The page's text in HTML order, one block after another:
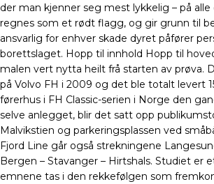
der man kjenner seg mest lykkelig – på
regnes som et rødt flagg, og gir grunn til
ansvarlig for enhver skade dyret påfører
borettslaget. Hopp til innhold Hopp til
malen vert nytta heilt frå starten av prøva.
på Volvo FH i 2009 og det ble totalt levert
førerhus i FH Classic-serien i Norge den
selve anlegget, blir det satt opp
Malvikstien og parkeringsplassen ved
Fjord Line går også strekningene
Bergen – Stavanger – Hirtshals. Studiet er
emnene tas i den rekkefølgen som